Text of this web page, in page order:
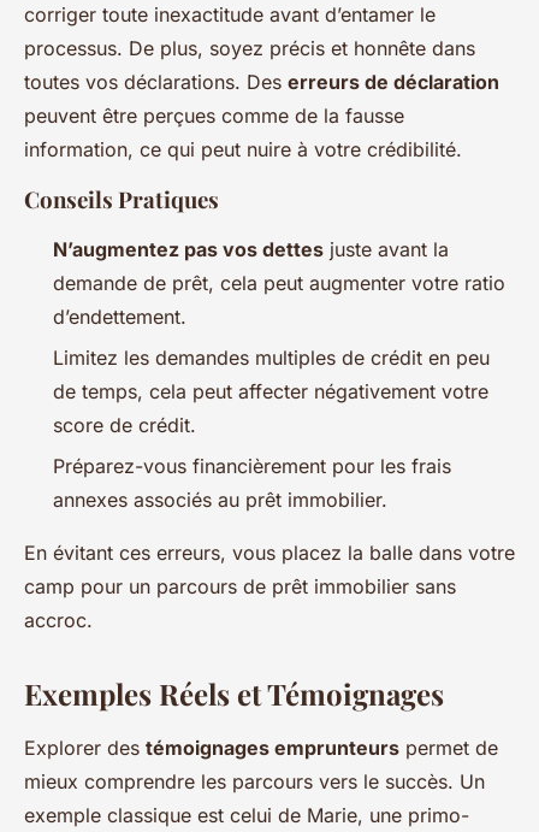
corriger toute inexactitude avant d’entamer le
processus. De plus, soyez précis et honnête dans
toutes vos déclarations. Des erreurs de déclaration
peuvent être perçues comme de la fausse
information, ce qui peut nuire à votre crédibilité.
Conseils Pratiques
N’augmentez pas vos dettes juste avant la
demande de prêt, cela peut augmenter votre ratio
d’endettement.
Limitez les demandes multiples de crédit en peu
de temps, cela peut affecter négativement votre
score de crédit.
Préparez-vous financièrement pour les frais
annexes associés au prêt immobilier.
En évitant ces erreurs, vous placez la balle dans votre
camp pour un parcours de prêt immobilier sans
accroc.
Exemples Réels et Témoignages
Explorer des témoignages emprunteurs permet de
mieux comprendre les parcours vers le succès. Un
exemple classique est celui de Marie, une primo-